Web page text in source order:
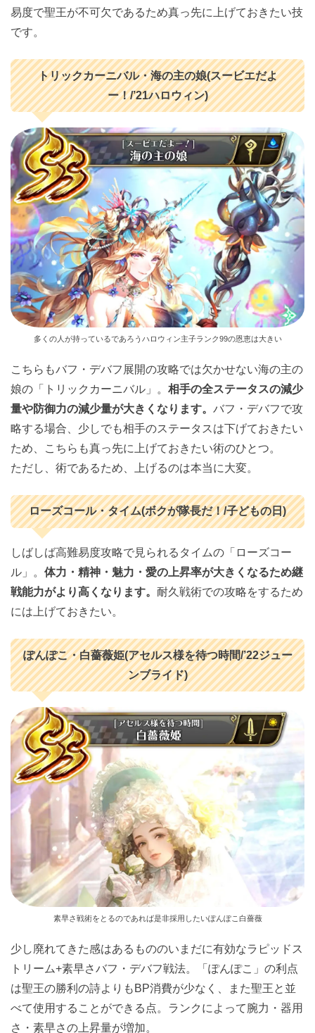
易度で聖王が不可欠であるため真っ先に上げておきたい技
です。
トリックカーニバル・海の主の娘(スービエだよ
ー！/’21ハロウィン)
多くの人が持っているであろうハロウィン主子ランク99の恩恵は大きい
こちらもバフ・デバフ展開の攻略では欠かせない海の主の
娘の「トリックカーニバル」。 相手の全ステータスの減少
量や防御力の減少量が大きくなります。 バフ・デバフで攻
略する場合、少しでも相手のステータスは下げておきたい
ため、こちらも真っ先に上げておきたい術のひとつ。
ただし、術であるため、上げるのは本当に大変。
ローズコール・タイム(ボクが隊長だ！/子どもの日)
しばしば高難易度攻略で見られるタイムの「ローズコー
ル」。 体力・精神・魅力・愛の上昇率が大きくなるため継
戦能力がより高くなります。 耐久戦術での攻略をするため
には上げておきたい。
ぽんぽこ・白薔薇姫(アセルス様を待つ時間/’22ジュー
ンブライド)
素早さ戦術をとるのであれば是非採用したいぽんぽこ白薔薇
少し廃れてきた感はあるもののいまだに有効なラピッドス
トリーム+素早さバフ・デバフ戦法。「ぽんぽこ」の利点
は聖王の勝利の詩よりもBP消費が少なく、また聖王と並
べて使用することができる点。ランクによって腕力・器用
さ・素早さの上昇量が増加。